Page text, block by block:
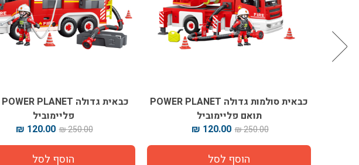
כבאית סולמות גדולה POWER PLANET
תואם פליימוביל
250.00 ₪
120.00 ₪
פליימוביל
250.00 ₪
120.00 ₪